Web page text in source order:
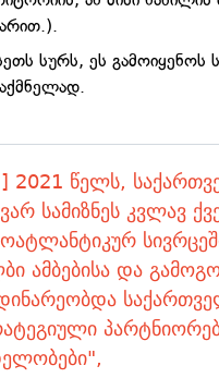
სურს, ეს გამოიყენოს
2021 წელს,
სამიზნეს კვლავ
ამბებისა და